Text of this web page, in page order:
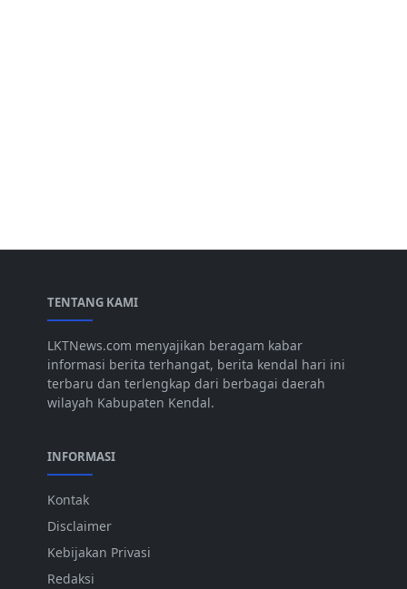
TENTANG KAMI
LKTNews.com menyajikan beragam kabar
informasi berita terhangat, berita kendal hari ini
terbaru dan terlengkap dari berbagai daerah
wilayah Kabupaten Kendal.
INFORMASI
Kontak
Disclaimer
Kebijakan Privasi
Redaksi